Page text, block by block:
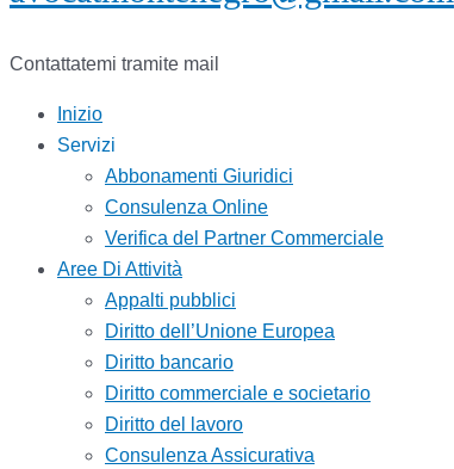
Contattatemi tramite mail
Inizio
Servizi
Abbonamenti Giuridici
Consulenza Online
Verifica del Partner Commerciale
Aree Di Attività
Appalti pubblici
Diritto dell’Unione Europea
Diritto bancario
Diritto commerciale e societario
Diritto del lavoro
Consulenza Assicurativa